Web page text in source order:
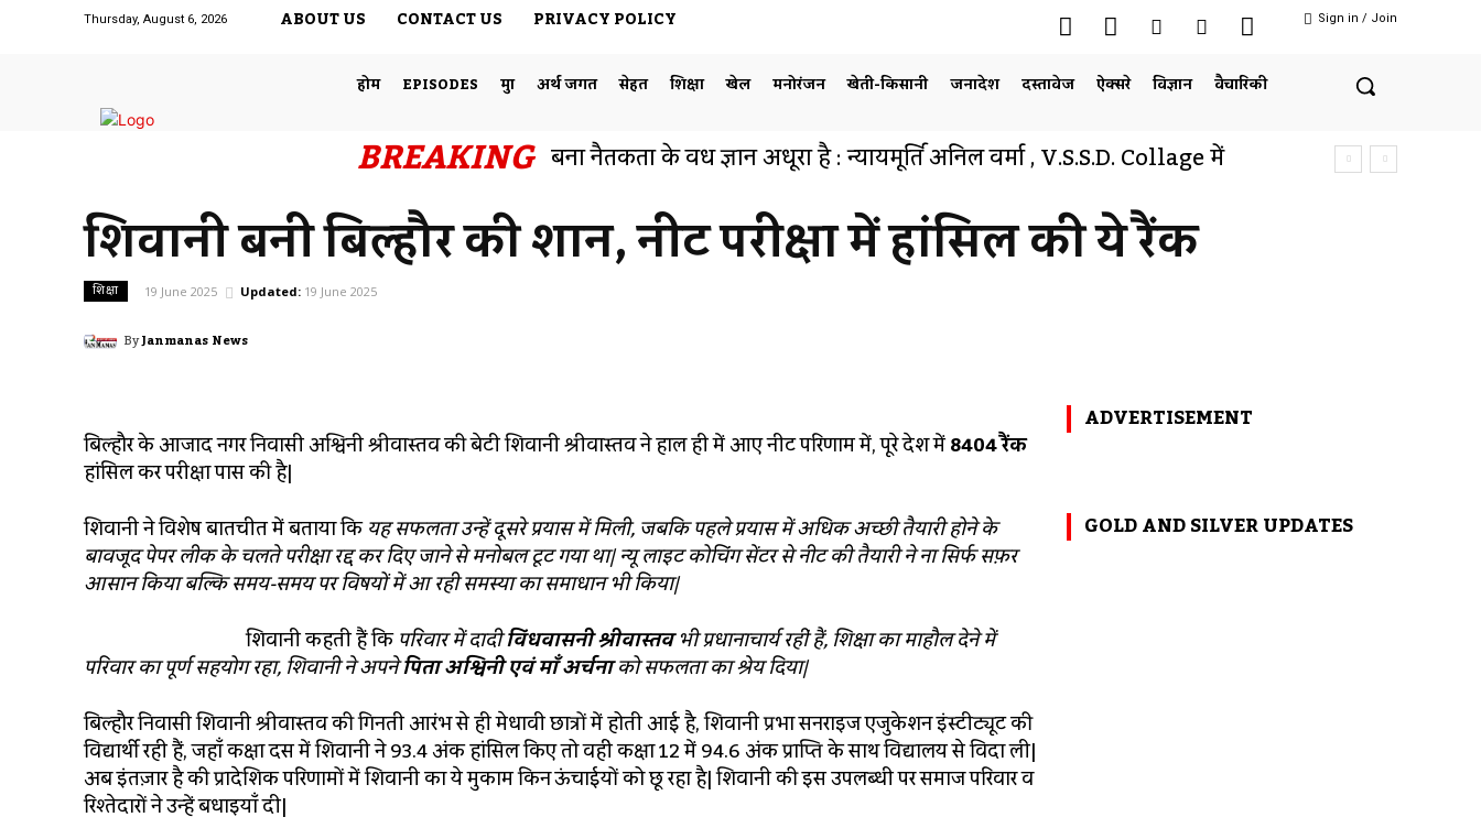
Thursday, August 6, 2026 ABOUT US CONTACT US PRIVACY POLICY Sign in / Join
होम EPISODES मुद्दा अर्थ जगत सेहत शिक्षा खेल मनोरंजन खेती-किसानी जनादेश दस्तावेज ऐक्सरे विज्ञान वैचारिकी
BREAKING बिना नैतिकता के विधि ज्ञान अधूरा है : न्यायमूर्ति अनिल वर्मा , V.S.S.D. Collage में
हुआ व्याख्यान का आयोजन
शिवानी बनी बिल्हौर की शान, नीट परीक्षा में हांसिल की ये रैंक
शिक्षा 19 June 2025 Updated: 19 June 2025
ByJanmanas News
बिल्हौर के आजाद नगर निवासी अश्विनी श्रीवास्तव की बेटी शिवानी श्रीवास्तव ने हाल ही में आए नीट परिणाम में, पूरे देश में8404 रैंक
हांसिल कर परीक्षा पास की है|
शिवानी ने विशेष बातचीत में बताया कियह सफलता उन्हें दूसरे प्रयास में मिली, जबकि पहले प्रयास में अधिक अच्छी तैयारी होने के
बावजूद पेपर लीक के चलते परीक्षा रद्द कर दिए जाने से मनोबल टूट गया था| न्यू लाइट कोचिंग सेंटर से नीट की तैयारी ने ना सिर्फ सफ़र
आसान किया बल्कि समय-समय पर विषयों में आ रही समस्या का समाधान भी किया|
शिवानी कहती हैं किपरिवार में दादीविंधवासनी श्रीवास्तवभी प्रधानाचार्य रहीं हैं, शिक्षा का माहौल देने में
परिवार का पूर्ण सहयोग रहा, शिवानी ने अपनेपिता अश्विनी एवं माँ अर्चनाको सफलता का श्रेय दिया|
बिल्हौर निवासी शिवानी श्रीवास्तव की गिनती आरंभ से ही मेधावी छात्रों में होती आई है, शिवानी प्रभा सनराइज एजुकेशन इंस्टीट्यूट की
विद्यार्थी रही हैं, जहाँ कक्षा दस में शिवानी ने 93.4 अंक हांसिल किए तो वहीं कक्षा 12 में 94.6 अंक प्राप्ति के साथ विद्यालय से विदा ली|
अब इंतज़ार है की प्रादेशिक परिणामों में शिवानी का ये मुकाम किन ऊंचाईयों को छू रहा है| शिवानी की इस उपलब्धी पर समाज परिवार व
रिश्तेदारों ने उन्हें बधाइयाँ दी|
ADVERTISEMENT
GOLD AND SILVER UPDATES